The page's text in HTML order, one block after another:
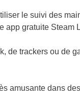
le suivi des
app gratuite Steam
de trackers ou de
amusante dans